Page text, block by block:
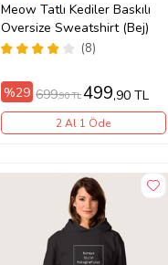
Meow Tatlı Kediler Baskılı
Oversize Sweatshirt (Bej)
(8)
%29 699,90 TL499,90 TL
2 Al 1 Öde